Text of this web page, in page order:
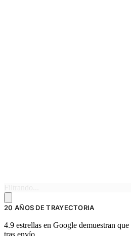
20 AÑOS DE TRAYECTORIA
4.9 estrellas en Google demuestran